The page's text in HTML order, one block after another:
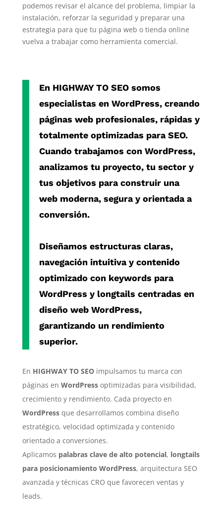
podemos revisar el alcance del problema, limpiar la
instalación, reforzar la seguridad y preparar una
estrategia para que tu página web o tienda online
vuelva a trabajar como herramienta comercial.
En HIGHWAY TO SEOsomos
especialistas en WordPress, creando
páginas web profesionales, rápidas y
totalmente optimizadas para SEO.
Cuando trabajamos con WordPress,
analizamos tu proyecto, tu sector y
tus objetivos para construir una
web moderna, segura y orientada a
conversión.
Diseñamos estructuras claras,
navegación intuitiva y contenido
optimizado con keywords para
WordPress y longtails centradas en
diseño web WordPress,
garantizando un rendimiento
superior.
En HIGHWAY TO SEOimpulsamos tu marca con
páginas en WordPressoptimizadas para visibilidad,
crecimiento y rendimiento. Cada proyecto en
WordPressque desarrollamos combina diseño
estratégico, velocidad optimizada y contenido
orientado a conversiones.
Aplicamos palabras clave de alto potencial, longtails
para posicionamiento WordPress, arquitectura SEO
avanzada y técnicas CRO que favorecen ventas y
leads.